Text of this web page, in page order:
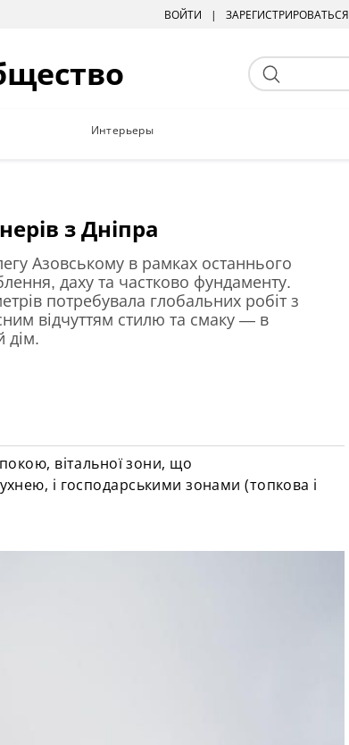
ВОЙТИ ЗАРЕГИСТРИРОВАТЬСЯ
Интерьеры
з Дніпра
Азовському в рамках останнього
даху та частково фундаменту.
потребувала глобальних робіт з
відчуттям стилю та смаку — в
дім.
вітальної зони, що
і господарськими зонами (топкова і